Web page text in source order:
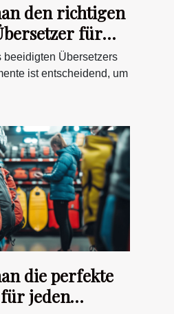
den richtigen
für
beeidigten Übersetzers
ist entscheidend, um
die perfekte
für jeden